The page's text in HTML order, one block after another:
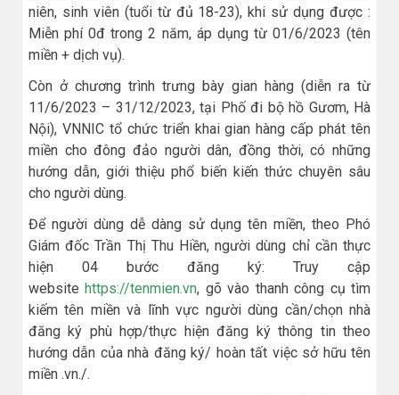
niên, sinh viên (tuổi từ đủ 18-23), khi sử dụng được :
Miễn phí 0đ trong 2 năm, áp dụng từ 01/6/2023 (tên
miền + dịch vụ).
Còn ở chương trình trưng bày gian hàng (diễn ra từ
11/6/2023 – 31/12/2023, tại Phố đi bộ hồ Gươm, Hà
Nội), VNNIC tổ chức triển khai gian hàng cấp phát tên
miền cho đông đảo người dân, đồng thời, có những
hướng dẫn, giới thiệu phổ biến kiến thức chuyên sâu
cho người dùng.
Để người dùng dễ dàng sử dụng tên miền, theo Phó
Giám đốc Trần Thị Thu Hiền, người dùng chỉ cần thực
hiện 04 bước đăng ký: Truy cập
websitehttps://tenmien.vn, gõ vào thanh công cụ tìm
kiếm tên miền và lĩnh vực người dùng cần/chọn nhà
đăng ký phù hợp/thực hiện đăng ký thông tin theo
hướng dẫn của nhà đăng ký/ hoàn tất việc sở hữu tên
miền .vn./.